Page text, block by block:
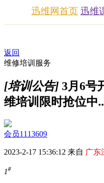
迅维网首页 迅维
返回
维修培训服务
[培训公告] 3月6号
维培训限时抢位中
会员1113609
2023-2-17 15:36:12 来自 广东
1#